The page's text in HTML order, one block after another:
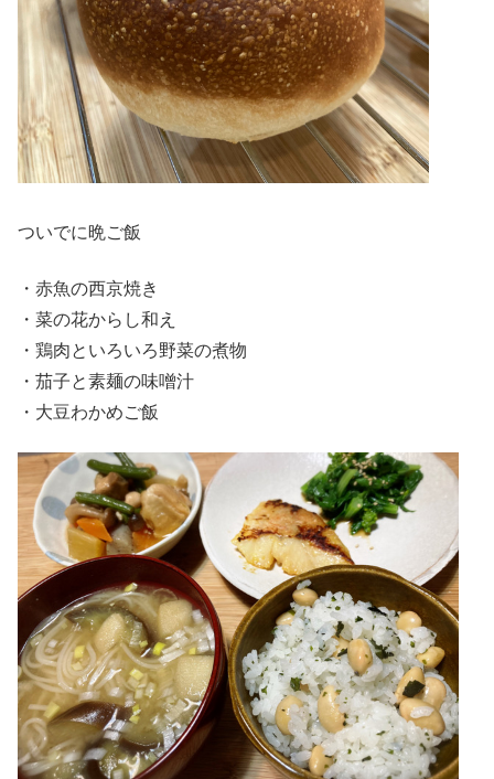
ついでに晩ご飯
・赤魚の西京焼き
・菜の花からし和え
・鶏肉といろいろ野菜の煮物
・茄子と素麺の味噌汁
・大豆わかめご飯